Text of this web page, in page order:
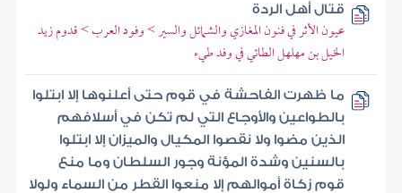
قتال أهل الردة
عيون الأثر في فنون المغازي والشمائل والسير > وفود العرب > قدوم زيد
الخيل بن مهلهل الطائي في وفد طيء
ما ظهرت الفاحشة في قوم حتى أعلنوها إلا ابتلوا
بالطواعين والأوجاع التي لم تكن في أسلافهم
الذين مضوا ولا نقصوا المكيال والميزان إلا ابتلوا
بالسنين وشدة المؤنة وجور السلطان وما منع
قوم زكاة أموالهم إلا منعوا القطر من السماء ولولا